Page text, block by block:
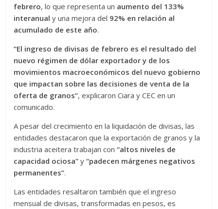
febrero, lo que representa un aumento del 133%
interanual y una mejora del 92% en relación al
acumulado de este año.
“El ingreso de divisas de febrero es el resultado del
nuevo régimen de dólar exportador y de los
movimientos macroeconómicos del nuevo gobierno
que impactan sobre las decisiones de venta de la
oferta de granos”, explicaron Ciara y CEC en un
comunicado.
A pesar del crecimiento en la liquidación de divisas, las
entidades destacaron que la exportación de granos y la
industria aceitera trabajan con“altos niveles de
capacidad ociosa” y“padecen márgenes negativos
permanentes”.
Las entidades resaltaron también que el ingreso
mensual de divisas, transformadas en pesos, es